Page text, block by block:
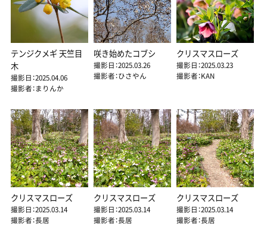
テンジクメギ 天竺目
木
撮影日：2025.04.06
撮影者：まりんか
咲き始めたコブシ
撮影日：2025.03.26
撮影者：ひさやん
クリスマスローズ
撮影日：2025.03.23
撮影者：KAN
クリスマスローズ
撮影日：2025.03.14
撮影者：長居
クリスマスローズ
撮影日：2025.03.14
撮影者：長居
クリスマスローズ
撮影日：2025.03.14
撮影者：長居